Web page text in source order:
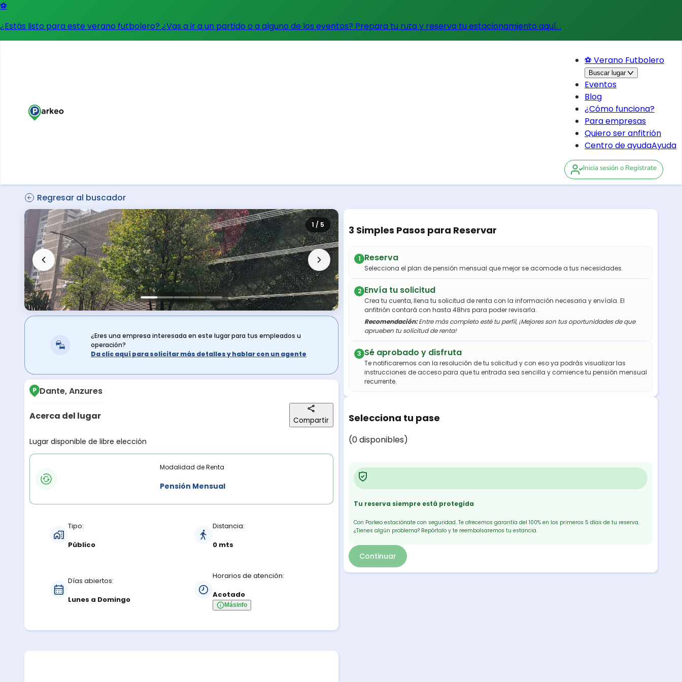
⚽
¿Estás listo para este verano futbolero? ¿Vas a ir a un partido o a alguno de los eventos? Prepara tu ruta y reserva tu estacionamiento aquí. .
⚽ Verano Futbolero
Buscar lugar
Eventos
Blog
¿Cómo funciona?
Para empresas
Quiero ser anfitrión
Centro de ayudaAyuda
Inicia sesión o Regístrate
Regresar al buscador
1 / 5
¿Eres una empresa interesada en este lugar para tus empleados u
operación?
Da clic aquí para solicitar más detalles y hablar con un agente
Dante, Anzures
Acerca del lugar Compartir
Descripción del lugar
Lugar disponible de libre elección
Modalidades de renta
Modalidad de Renta
Pensión Mensual
Tipo:
Público
Distancia:
0 mts
Días abiertos:
Lunes a Domingo
Horarios de atención:
Acotado
Másinfo
3 Simples Pasos para Reservar
1 Reserva
Selecciona el plan de pensión mensual que mejor se acomode a tus necesidades.
2 Envía tu solicitud
Crea tu cuenta, llena tu solicitud de renta con la información necesaria y envíala. El
anfitrión contará con hasta 48hrs para poder revisarla.
Recomendación:Entre más completo esté tu perfil, ¡Mejores son tus oportunidades de que
aprueben tu solicitud de renta!
3 Sé aprobado y disfruta
Te notificaremos con la resolución de tu solicitud y con eso ya podrás visualizar las
instrucciones de acceso para que tu entrada sea sencilla y comience tu pensión mensual
recurrente.
Selecciona tu pase
(0 disponibles)
Tu reserva siempre está protegida
Con Parkeo estaciónate con seguridad. Te ofrecemos garantía del 100% en los primeros 5 días de tu reserva.
¿Tienes algún problema? Repórtalo y te reembolsaremos tu estancia.
Continuar